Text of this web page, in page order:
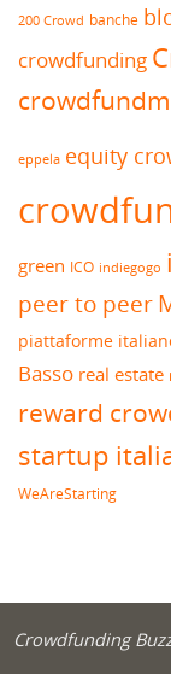
200 Crowd banche
crowdfunding
eppela equity
green ICO indiegogo
peer to peer
piattaforme
Basso real estate
reward
startup
WeAreStarting
Crowdfunding